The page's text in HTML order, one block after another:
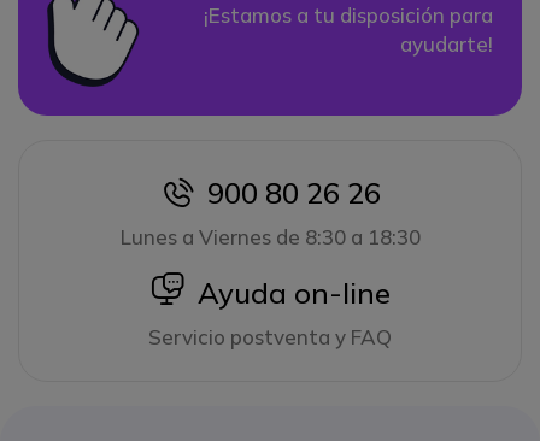
¡Estamos a tu disposición para
ayudarte!
icon
900 80 26 26
Lunes a Viernes de 8:30 a 18:30
icon
Ayuda on-line
Servicio postventa y FAQ